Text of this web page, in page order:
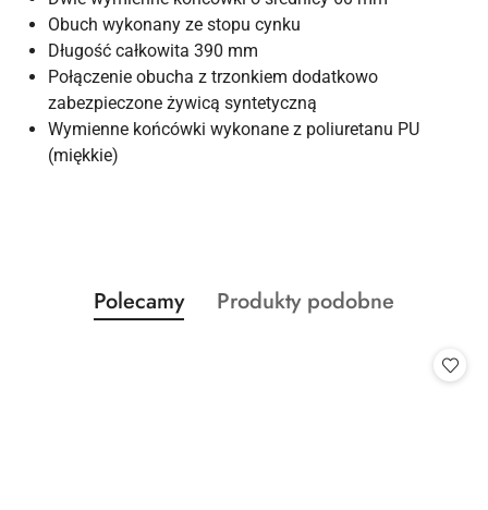
Obuch wykonany ze stopu cynku
Długość całkowita 390 mm
Połączenie obucha z trzonkiem dodatkowo
zabezpieczone żywicą syntetyczną
Wymienne końcówki wykonane z poliuretanu PU
(miękkie)
Pomiń karuzelę produktów
Produkty
o
Polecamy
Produkty
Produkty podobne